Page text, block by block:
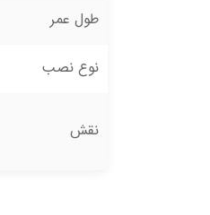
طول عمر
نوع نصب
نقش